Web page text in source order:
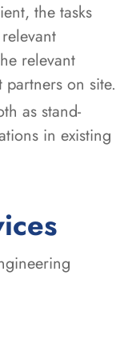
the tasks
relevant
on site.
as stand-
in existing